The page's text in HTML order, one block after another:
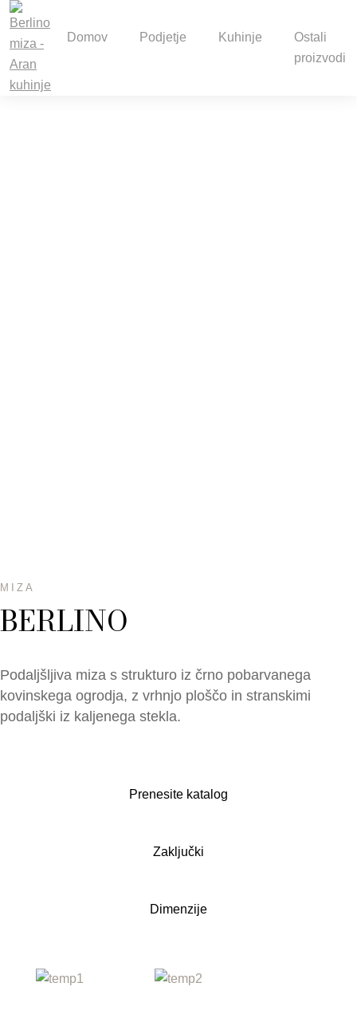
Domov Podjetje Kuhinje
Ostali
proizvodi
MIZA
BERLINO
Podaljšljiva miza s strukturo iz črno pobarvanega
kovinskega ogrodja, z vrhnjo ploščo in stranskimi
podaljški iz kaljenega stekla.
Prenesite katalog
Zaključki
Dimenzije